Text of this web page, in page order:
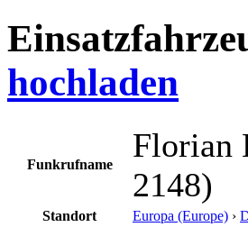
hochladen
Funkrufname
Florian
2148)
Standort Europa (Europe) ›